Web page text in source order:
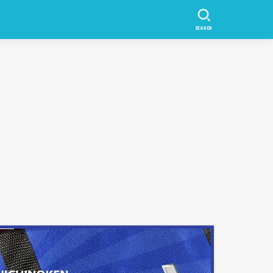
SEARCH